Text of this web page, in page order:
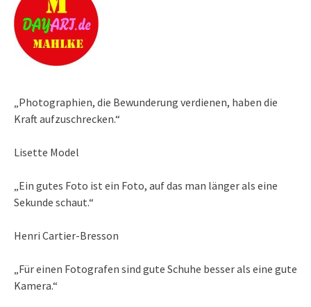
„Photographien, die Bewunderung verdienen, haben die
Kraft aufzuschrecken.“
Lisette Model
„Ein gutes Foto ist ein Foto, auf das man länger als eine
Sekunde schaut.“
Henri Cartier-Bresson
„Für einen Fotografen sind gute Schuhe besser als eine gute
Kamera.“